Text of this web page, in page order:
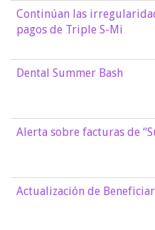
Continúan las
pagos de Triple S-Mi
Dental Summer Bash
Alerta sobre facturas de
Actualización de